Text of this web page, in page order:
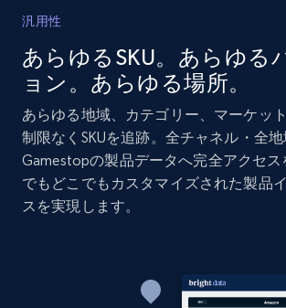
Amazon products global dataset -
Amazon products by seller URL
Title, Seller name, Brand, Description,
price, Currency, Availability, Reviews
汎用性
あらゆるSKU。あらゆる
ョン。あらゆる場所。
あらゆる地域、カテゴリー、マーケッ
制限なくSKUを追跡。全チャネル・全
Gamestopの製品データへ完全アクセス
でもどこでもカスタマイズされた製品
スを実現します。